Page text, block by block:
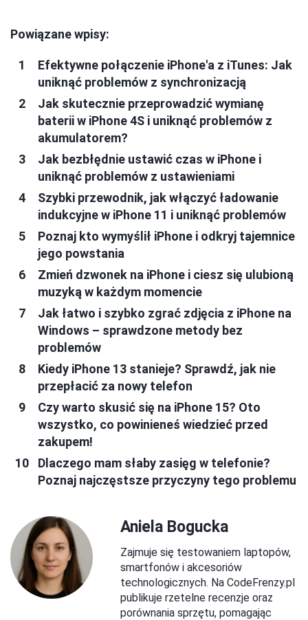
Powiązane wpisy:
Efektywne połączenie iPhone'a z iTunes: Jak
uniknąć problemów z synchronizacją
Jak skutecznie przeprowadzić wymianę
baterii w iPhone 4S i uniknąć problemów z
akumulatorem?
Jak bezbłędnie ustawić czas w iPhone i
uniknąć problemów z ustawieniami
Szybki przewodnik, jak włączyć ładowanie
indukcyjne w iPhone 11 i uniknąć problemów
Poznaj kto wymyślił iPhone i odkryj tajemnice
jego powstania
Zmień dzwonek na iPhone i ciesz się ulubioną
muzyką w każdym momencie
Jak łatwo i szybko zgrać zdjęcia z iPhone na
Windows – sprawdzone metody bez
problemów
Kiedy iPhone 13 stanieje? Sprawdź, jak nie
przepłacić za nowy telefon
Czy warto skusić się na iPhone 15? Oto
wszystko, co powinieneś wiedzieć przed
zakupem!
Dlaczego mam słaby zasięg w telefonie?
Poznaj najczęstsze przyczyny tego problemu
Aniela Bogucka
Zajmuje się testowaniem laptopów,
smartfonów i akcesoriów
technologicznych. Na CodeFrenzy.pl
publikuje rzetelne recenzje oraz
porównania sprzętu, pomagając